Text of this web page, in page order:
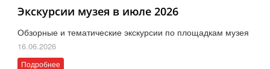
Экскурсии музея в июле 2026
Обзорные и тематические экскурсии по площадкам музея
16.06.2026
Подробнее